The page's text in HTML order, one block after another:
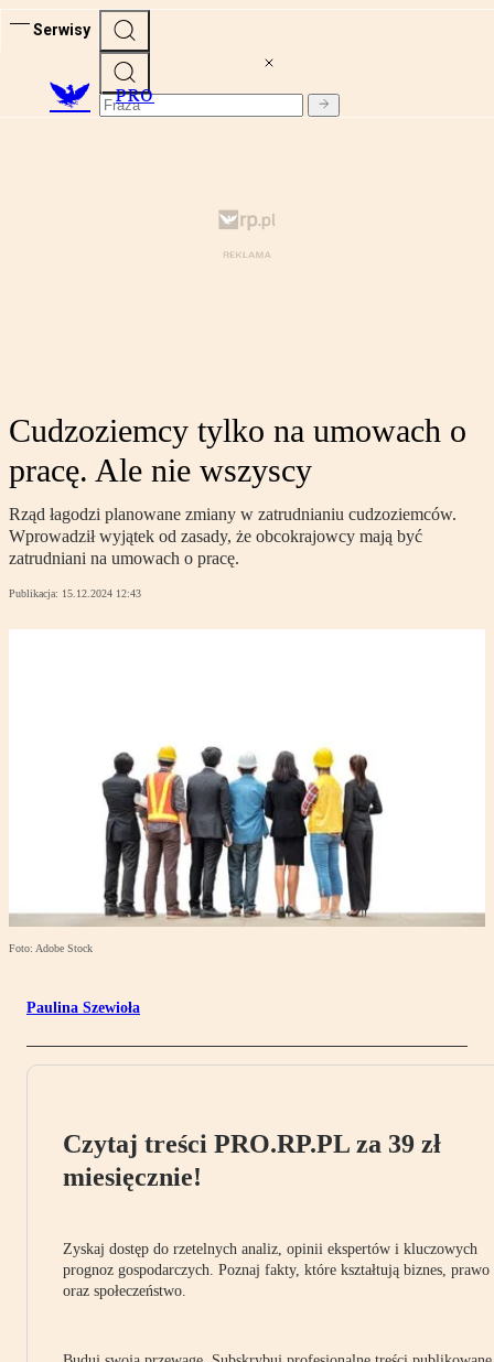
Serwisy
PRO
Cudzoziemcy tylko na umowach o
pracę. Ale nie wszyscy
Rząd łagodzi planowane zmiany w zatrudnianiu cudzoziemców.
Wprowadził wyjątek od zasady, że obcokrajowcy mają być
zatrudniani na umowach o pracę.
Publikacja: 15.12.2024 12:43
Foto: Adobe Stock
Paulina Szewioła
Czytaj treści PRO.RP.PL za 39 zł
miesięcznie!
Zyskaj dostęp do rzetelnych analiz, opinii ekspertów i kluczowych
prognoz gospodarczych. Poznaj fakty, które kształtują biznes, prawo
oraz społeczeństwo.